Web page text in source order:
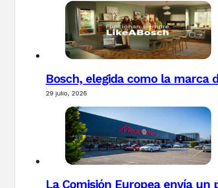
Bosch, elegida como la marca
29 julio, 2026
La Comisión Europea envía un